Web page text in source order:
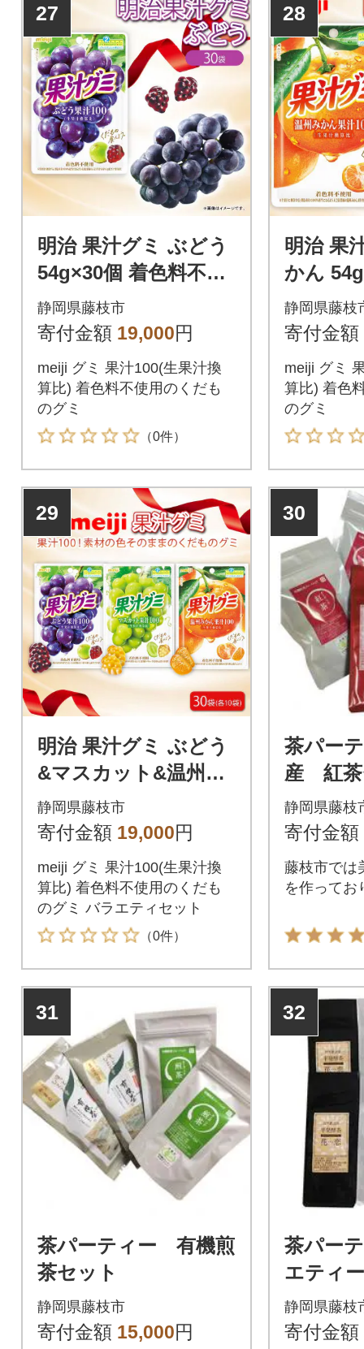
27
明治 果汁グミ ぶどう
54g×30個 着色料不使
用
静岡県藤枝市
寄付金額 19,000円
meiji グミ 果汁100(生果汁換
算比) 着色料不使用のくだも
のグミ
（0件）
28
明治 果
かん
不使用
静岡県藤枝
寄付金額
meiji グミ
算比) 着色
のグミ
29
明治 果汁グミ ぶどう
&マスカット&温州み
かん 54g×各10個 着色
料不使用
静岡県藤枝市
寄付金額 19,000円
meiji グミ 果汁100(生果汁換
算比) 着色料不使用のくだも
のグミ バラエティセット
（0件）
30
茶パー
産 紅茶
静岡県藤枝
寄付金額
藤枝市では
を作ってお
31
茶パーティー 有機煎
茶セット
静岡県藤枝市
寄付金額 15,000円
32
茶パー
エティ
静岡県藤枝
寄付金額